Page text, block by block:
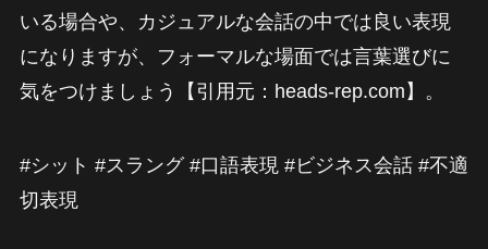
いる場合や、カジュアルな会話の中では良い表現
になりますが、フォーマルな場面では言葉選びに
気をつけましょう【引用元：heads-rep.com】。
#シット #スラング #口語表現 #ビジネス会話 #不適
切表現